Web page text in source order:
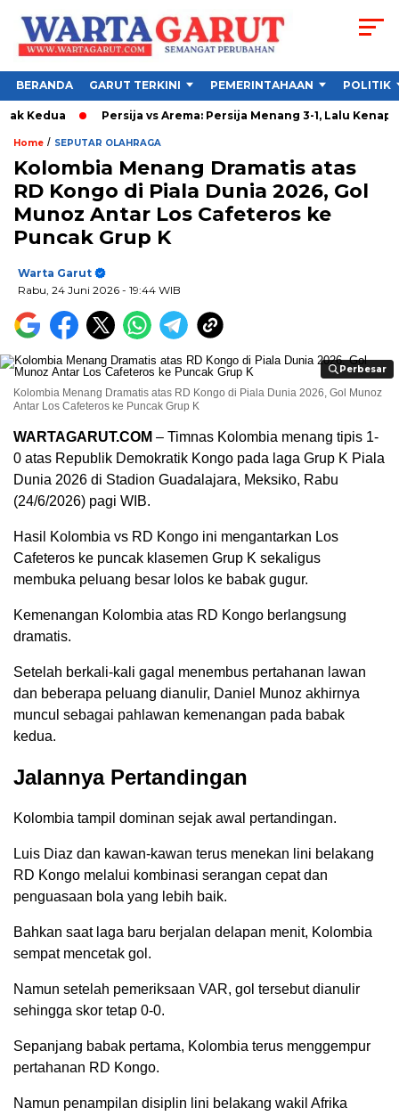
BERANDA GARUT TERKINI PEMERINTAHAAN POLITIK
Persija vs Arema: Persija Menang 3-1, Lalu Kenapa Rekor
Home / SEPUTAR OLAHRAGA
Kolombia Menang Dramatis atas
RD Kongo di Piala Dunia 2026, Gol
Munoz Antar Los Cafeteros ke
Puncak Grup K
Warta Garut
Rabu, 24 Juni 2026 - 19:44 WIB
Perbesar
Perbesar
Kolombia Menang Dramatis atas RD Kongo di Piala Dunia 2026, Gol Munoz
Antar Los Cafeteros ke Puncak Grup K
WARTAGARUT.COM – Timnas Kolombia menang tipis 1-
0 atas Republik Demokratik Kongo pada laga Grup K Piala
Dunia 2026 di Stadion Guadalajara, Meksiko, Rabu
(24/6/2026) pagi WIB.
Hasil Kolombia vs RD Kongo ini mengantarkan Los
Cafeteros ke puncak klasemen Grup K sekaligus
membuka peluang besar lolos ke babak gugur.
Kemenangan Kolombia atas RD Kongo berlangsung
dramatis.
Setelah berkali-kali gagal menembus pertahanan lawan
dan beberapa peluang dianulir, Daniel Munoz akhirnya
muncul sebagai pahlawan kemenangan pada babak
kedua.
Jalannya Pertandingan
Kolombia tampil dominan sejak awal pertandingan.
Luis Diaz dan kawan-kawan terus menekan lini belakang
RD Kongo melalui kombinasi serangan cepat dan
penguasaan bola yang lebih baik.
Bahkan saat laga baru berjalan delapan menit, Kolombia
sempat mencetak gol.
Namun setelah pemeriksaan VAR, gol tersebut dianulir
sehingga skor tetap 0-0.
Sepanjang babak pertama, Kolombia terus menggempur
pertahanan RD Kongo.
Namun penampilan disiplin lini belakang wakil Afrika